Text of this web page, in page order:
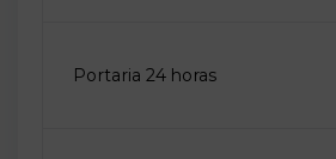
Portaria 24 horas